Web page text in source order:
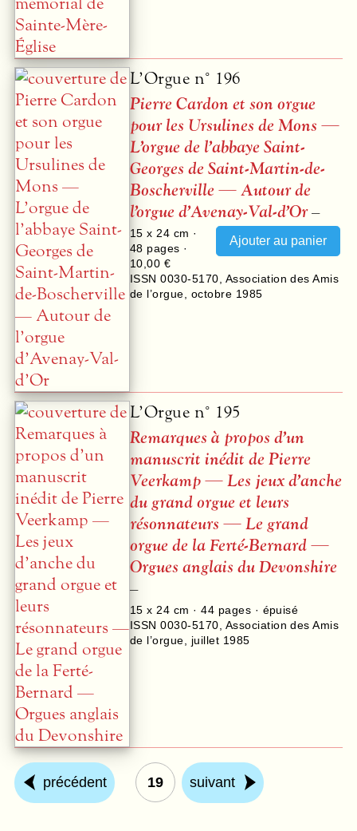
L’Orgue n° 196
Pierre Cardon et son orgue
pour les Ursulines de Mons —
L’orgue de l’abbaye Saint-
Georges de Saint-Martin-de-
Boscherville — Autour de
l’orgue d’Avenay-Val-d’Or–
15 x 24 cm ·
48 pages ·
10,00 €
ISSN 0030-5170 Association des Amis
de l’orgue
octobre 1985
L’Orgue n° 195
Remarques à propos d’un
manuscrit inédit de Pierre
Veerkamp — Les jeux d’anche
du grand orgue et leurs
résonnateurs — Le grand
orgue de la Ferté-Bernard —
Orgues anglais du Devonshire
–
15 x 24 cm ·44 pages · épuisé
ISSN 0030-5170 Association des Amis
de l’orgue
juillet 1985
précédent 19 suivant